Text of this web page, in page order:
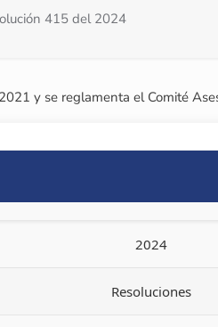
415 del 2024
y se reglamenta el Comité
2024
Resoluciones